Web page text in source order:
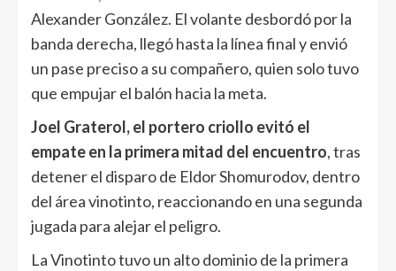
Alexander González. El volante desbordó por la
banda derecha, llegó hasta la línea final y envió
un pase preciso a su compañero, quien solo tuvo
que empujar el balón hacia la meta.
Joel Graterol, el portero criollo evitó el
empate en la primera mitad del encuentro, tras
detener el disparo de Eldor Shomurodov, dentro
del área vinotinto, reaccionando en una segunda
jugada para alejar el peligro.
La Vinotinto tuvo un alto dominio de la primera